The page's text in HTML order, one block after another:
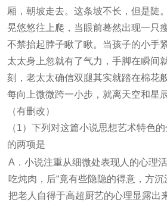
厢，朝坡走去。这条坡不长，但是陡
晃悠悠往上爬，当眼前蓦然出现一只
不禁抬起脖子瞅了瞅。当孩子的小手
太太身上忽就有了气力，手脚在瞬间
刻，老太太确信双腿其实就踏在棉花
每向上微微跨一小步，就离天空和星
（有删改）
（1）下列对这篇小说思想艺术特色
的两项是
A．小说注重从细微处表现人的心理
吃炖肉，后“竟有些隐隐的得意，方沉
把老人自得于高超厨艺的心理显露出